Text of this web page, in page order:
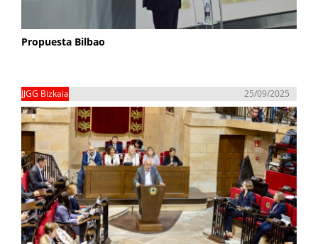
Propuesta Bilbao
JJGG Bizkaia 25/09/2025